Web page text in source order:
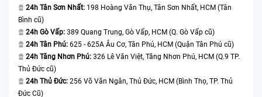
24h Tân Sơn Nhất: 198 Hoàng Văn Thụ, Tân Sơn Nhất, HCM (Tân
Bình cũ)
24h Gò Vấp: 389 Quang Trung, Gò Vấp, HCM (Q. Gò Vấp cũ)
24h Tân Phú: 625 - 625A Âu Cơ, Tân Phú, HCM (Quận Tân Phú cũ)
24h Tăng Nhơn Phú: 326 Lê Văn Việt, Tăng Nhơn Phú, HCM (Q.9 TP.
Thủ Đức cũ)
24h Thủ Đức: 256 Võ Văn Ngân, Thủ Đức, HCM (Bình Thọ, TP. Thủ
Đức Cũ)